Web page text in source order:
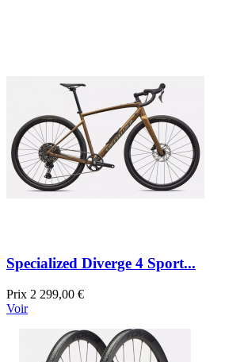
Specialized Diverge 4 Sport...
Prix 2 299,00 €
Voir